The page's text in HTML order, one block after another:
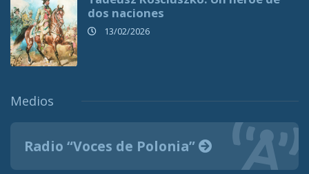
dos naciones
13/02/2026
Medios
Radio “Voces de Polonia”